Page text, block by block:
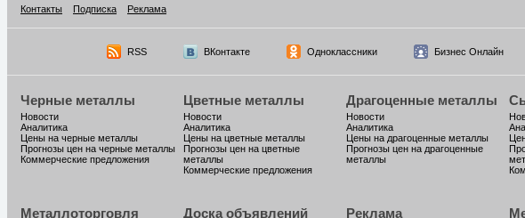
Контакты
Подписка Реклама
RSS ВКонтакте Одноклассники Бизнес Онлайн
Черные металлы
Новости
Аналитика
Цены на черные металлы
Прогнозы цен на черные металлы
Коммерческие предложения
Цветные металлы
Новости
Аналитика
Цены на цветные металлы
Прогнозы цен на цветные
металлы
Коммерческие предложения
Драгоценные металлы
Новости
Аналитика
Цены на драгоценные металлы
Прогнозы цен на драгоценные
металлы
Металлоторговля Доска объявлений Реклама